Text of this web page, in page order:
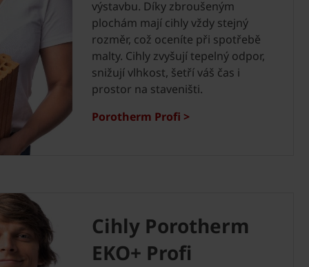
výstavbu. Díky zbroušeným
plochám mají cihly vždy stejný
rozměr, což oceníte při spotřebě
malty. Cihly zvyšují tepelný odpor,
snižují vlhkost, šetří váš čas i
prostor na staveništi.
Porotherm Profi >
Cihly Porotherm
EKO+ Profi